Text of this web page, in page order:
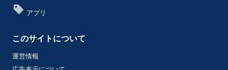
アプリ
このサイトについて
運営情報